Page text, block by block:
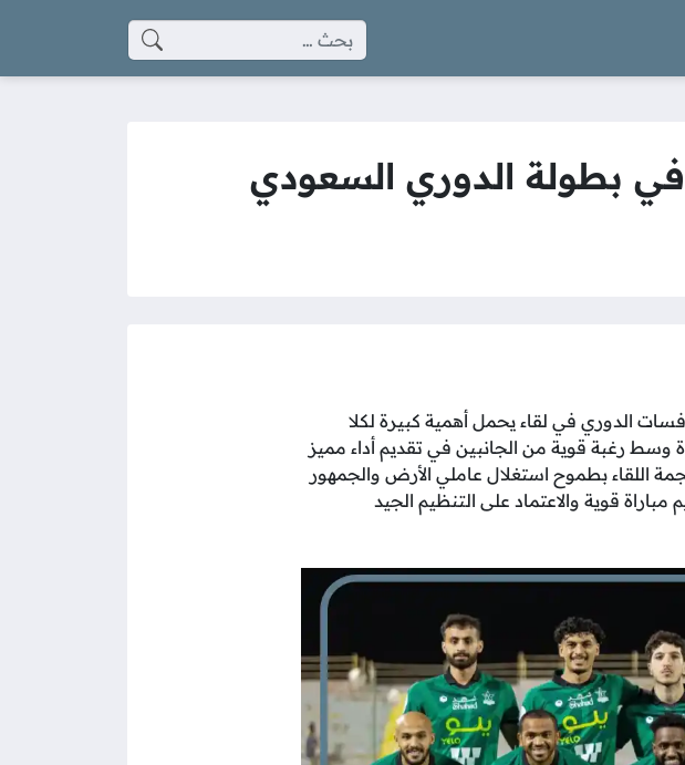
البحث عن:
في بطولة الدوري السعودي
الدوري في لقاء يحمل أهمية كبيرة لكلا
وسط رغبة قوية من الجانبين في تقديم أداء مميز
اللقاء بطموح استغلال عاملي الأرض والجمهور
قوية والاعتماد على التنظيم الجيد